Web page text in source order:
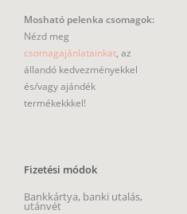
Mosható pelenka csomagok:
Nézd meg
csomagajánlatainkat, az
állandó kedvezményekkel
és/vagy ajándék
termékekkkel!
Fizetési módok
Bankkártya, banki utalás,
utánvét